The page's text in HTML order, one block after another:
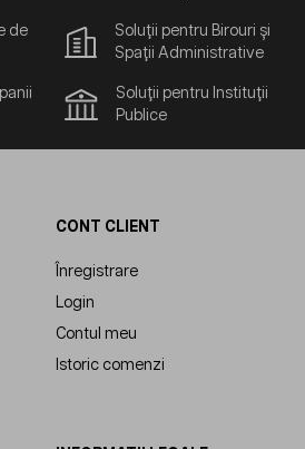
de
Soluții pentru Birouri și
Spații Administrative
Soluții pentru Instituții
Publice
CONT CLIENT
Înregistrare
Login
Contul meu
Istoric comenzi